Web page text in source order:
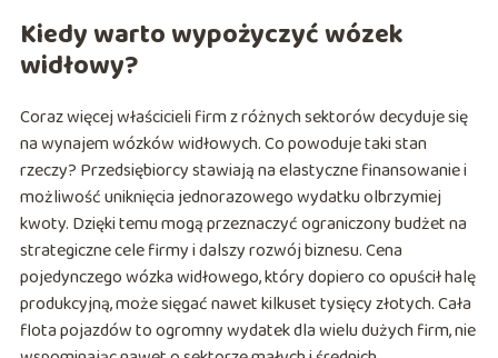
Kiedy warto wypożyczyć wózek
widłowy?
Coraz więcej właścicieli firm z różnych sektorów decyduje się
na wynajem wózków widłowych. Co powoduje taki stan
rzeczy? Przedsiębiorcy stawiają na elastyczne finansowanie i
możliwość uniknięcia jednorazowego wydatku olbrzymiej
kwoty. Dzięki temu mogą przeznaczyć ograniczony budżet na
strategiczne cele firmy i dalszy rozwój biznesu. Cena
pojedynczego wózka widłowego, który dopiero co opuścił halę
produkcyjną, może sięgać nawet kilkuset tysięcy złotych. Cała
flota pojazdów to ogromny wydatek dla wielu dużych firm, nie